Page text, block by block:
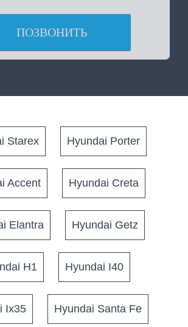
ПОЗВОНИТЬ
Starex Hyundai Porter
Accent Hyundai Creta
Elantra Hyundai Getz
H1 Hyundai I40
Ix35 Hyundai Santa Fe